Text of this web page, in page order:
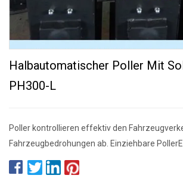
Halbautomatischer Poller Mit
PH300-L
Poller kontrollieren effektiv den
Fahrzeugbedrohungen ab. Einziehbare